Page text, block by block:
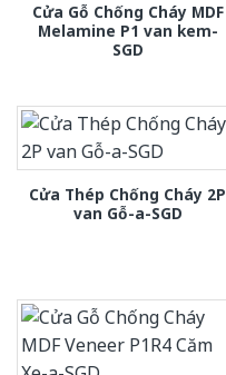
Cửa Gỗ Chống Cháy MDF
Melamine P1 van kem-
SGD
Cửa Thép Chống Cháy 2P
van Gỗ-a-SGD